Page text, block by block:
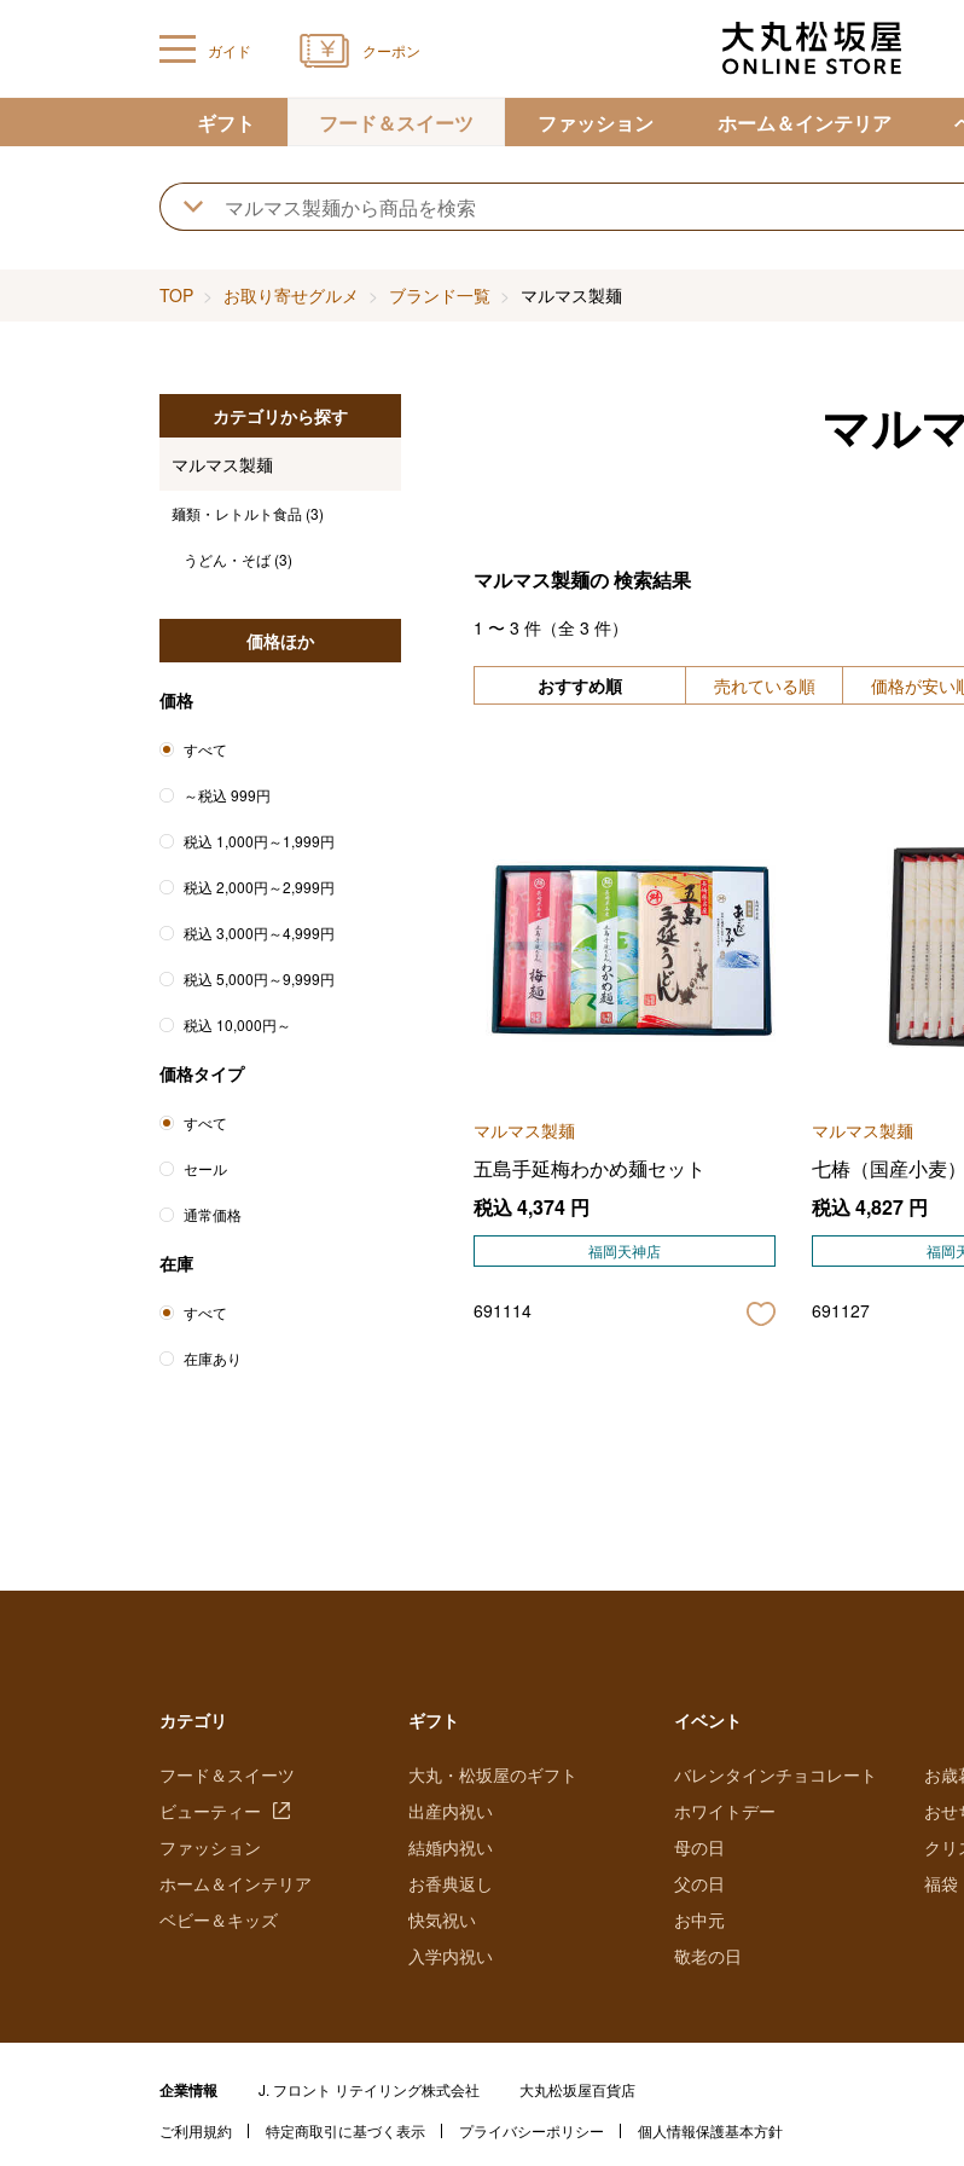
ガイド クーポン
ギフト フード＆スイーツ ファッション ホーム＆インテリア
TOP お取り寄せグルメ ブランド一覧 マルマス製麺
マル
マルマス製麺の検索結果
1 〜 3 件（全 3 件）
おすすめ順 売れている順 価格が安い
マルマス製麺
五島手延梅わかめ麺セット
税込4,374 円
福岡天神店
691114
マルマス製麺
七椿（国産小麦
税込4,827 円
福岡
691127
カテゴリから探す
マルマス製麺
麺類・レトルト食品 (3)
うどん・そば (3)
価格ほか
価格
すべて
～税込 999円
税込 1,000円～1,999円
税込 2,000円～2,999円
税込 3,000円～4,999円
税込 5,000円～9,999円
税込 10,000円～
価格タイプ
すべて
セール
通常価格
在庫
すべて
在庫あり
カテゴリ
フード＆スイーツ
ビューティー
ファッション
ホーム＆インテリア
ベビー＆キッズ
ギフト
大丸・松坂屋のギフト
出産内祝い
結婚内祝い
お香典返し
快気祝い
入学内祝い
イベント
バレンタインチョコレート
ホワイトデー
母の日
父の日
お中元
敬老の日
お歳
おせ
クリ
福袋
企業情報 J. フロント リテイリング株式会社 大丸松坂屋百貨店
ご利用規約 特定商取引に基づく表示 プライバシーポリシー 個人情報保護基本方針